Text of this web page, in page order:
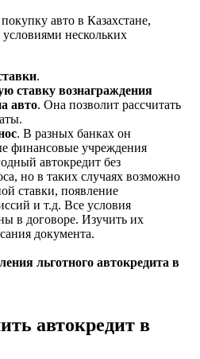
авто в Казахстане,
нескольких
.
ставку вознаграждения
авто. Она позволит рассчитать
. В разных банках он
финансовые учреждения
автокредит без
но в таких случаях возможно
ставки, появление
и т.д. Все условия
в договоре. Изучить их
документа.
льготного автокредита в
автокредит в